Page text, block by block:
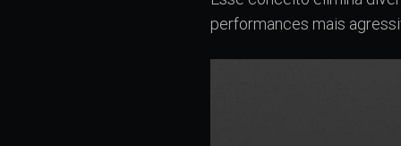
performances mais